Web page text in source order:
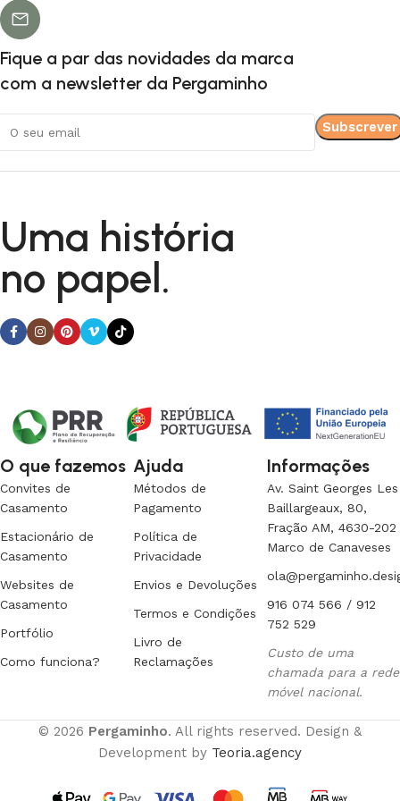
Batizado Gabriel
Fique a par das novidades da marca
com a newsletter da Pergaminho
O que fazemos
Convites de
Casamento
Estacionário de
Casamento
Websites de
Casamento
Portfólio
Como funciona?
Ajuda
Métodos de
Pagamento
Política de
Privacidade
Envios e Devoluções
Termos e Condições
Livro de
Reclamações
Informações
Av. Saint Georges Les
Baillargeaux, 80,
Fração AM, 4630-202
Marco de Canaveses
916 074 566 / 912
752 529
Custo de uma
chamada para a rede
móvel nacional.
Uma história
no papel.
© 2026 Pergaminho. All rights reserved. Design &
Development by Teoria.agency